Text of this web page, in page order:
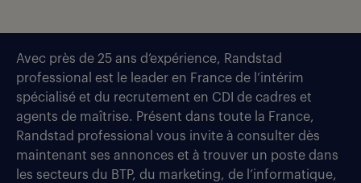
Avec près de 25 ans d’expérience, Randstad
professional est le leader en France de l’intérim
spécialisé et du recrutement en CDI de cadres et
agents de maîtrise. Présent dans toute la France,
Randstad professional vous invite à consulter dès
maintenant ses annonces et à trouver un poste dans
les secteurs du BTP, du marketing, de l’informatique,